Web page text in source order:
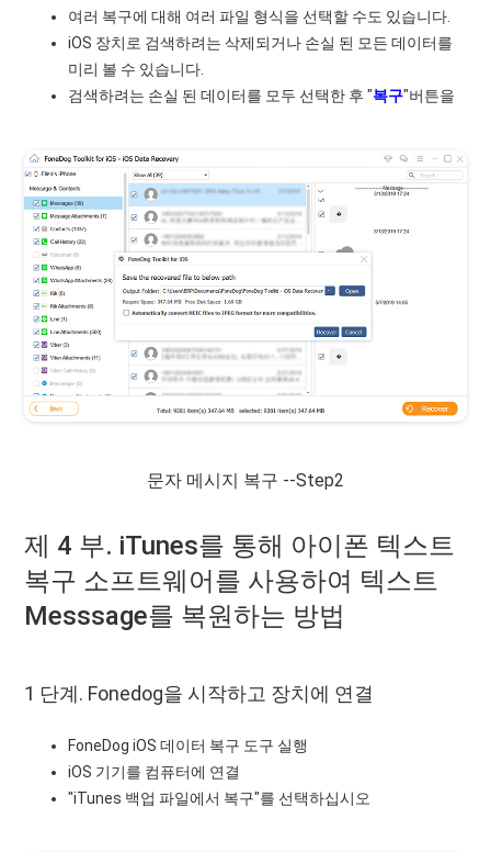
여러 복구에 대해 여러 파일 형식을 선택할 수도 있습니다.
iOS 장치로 검색하려는 삭제되거나 손실 된 모든 데이터를
미리 볼 수 있습니다.
검색하려는 손실 된 데이터를 모두 선택한 후 "복구"버튼을
문자 메시지 복구 --Step2
제 4 부. iTunes를 통해 아이폰 텍스트
복구 소프트웨어를 사용하여 텍스트
Messsage를 복원하는 방법
1 단계. Fonedog을 시작하고 장치에 연결
FoneDog iOS 데이터 복구 도구 실행
iOS 기기를 컴퓨터에 연결
"iTunes 백업 파일에서 복구"를 선택하십시오